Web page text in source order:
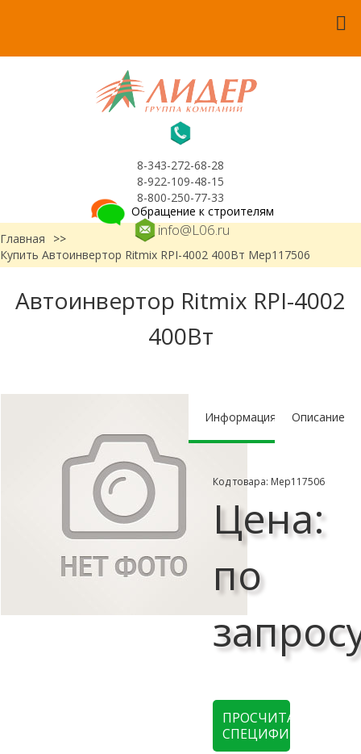
8-343-272-68-28
8-922-109-48-15
8-800-250-77-33
info@L06.ru
Обращение к строителям
Главная
>>
Купить Автоинвертор Ritmix RPI-4002 400Вт Мер117506
Автоинвертор Ritmix RPI-4002
400Вт
Информация Описание
Код товара: Мер117506
Цена:
по
ПРОСЧИТАТЬ
СПЕЦИФИКАЦИЮ